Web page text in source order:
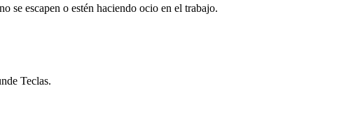
se escapen o estén haciendo ocio en el trabajo.
Teclas.